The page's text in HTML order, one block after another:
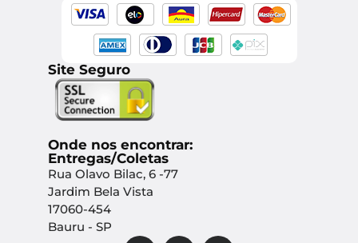
Site Seguro
Onde nos encontrar:
Entregas/Coletas
Rua Olavo Bilac, 6 -77
Jardim Bela Vista
17060-454
Bauru - SP